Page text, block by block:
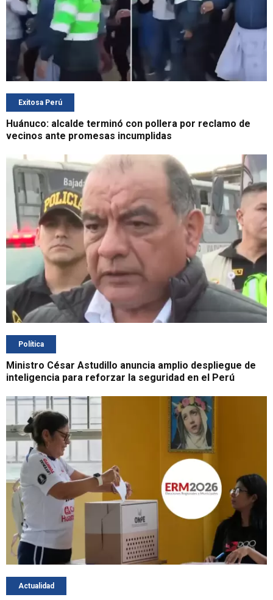
Exitosa Perú
Huánuco: alcalde terminó con pollera por reclamo de
vecinos ante promesas incumplidas
Política
Ministro César Astudillo anuncia amplio despliegue de
inteligencia para reforzar la seguridad en el Perú
Actualidad